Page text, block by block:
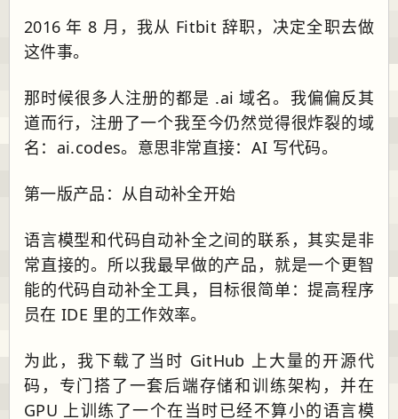
2016 年 8 月，我从 Fitbit 辞职，决定全职去做
这件事。
那时候很多人注册的都是 .ai 域名。我偏偏反其
道而行，注册了一个我至今仍然觉得很炸裂的域
名：ai.codes。意思非常直接：AI 写代码。
第一版产品：从自动补全开始
语言模型和代码自动补全之间的联系，其实是非
常直接的。所以我最早做的产品，就是一个更智
能的代码自动补全工具，目标很简单：提高程序
员在 IDE 里的工作效率。
为此，我下载了当时 GitHub 上大量的开源代
码，专门搭了一套后端存储和训练架构，并在
GPU 上训练了一个在当时已经不算小的语言模